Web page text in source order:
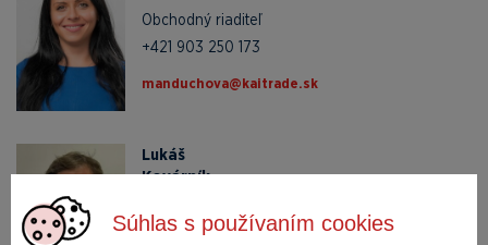
Súhlas s používaním cookies
Obchodný riaditeľ
+421 903 250 173
ks.edartiak@avohcudnam
Lukáš
Kovárník
+420 607 051 404